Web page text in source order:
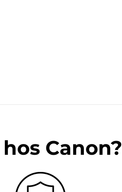
Canon?